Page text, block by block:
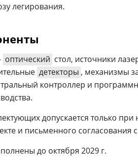
легирования.
оптический стол, источники
детекторы , механизмы
контроллер и
допускается только при
и письменного
до октября 2029 г.